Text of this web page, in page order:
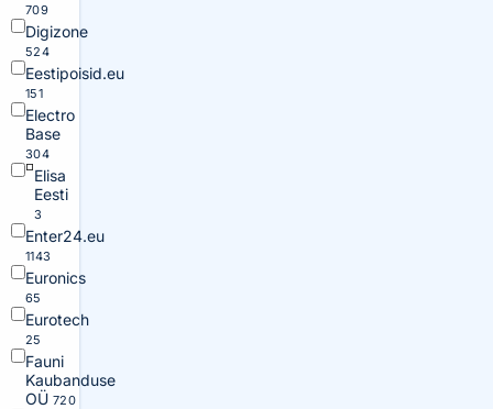
709
Digizone
524
Eestipoisid.eu
151
Electro
Base
304
Elisa
Eesti
3
Enter24.eu
1143
Euronics
65
Eurotech
25
Fauni
Kaubanduse
OÜ 720